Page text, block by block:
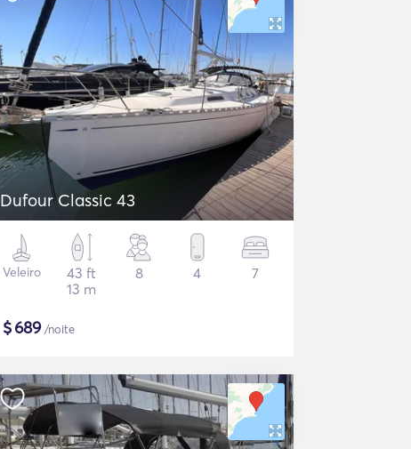
Dufour Classic 43
Veleiro
43 ft
13 m
8 4 7
$689/noite